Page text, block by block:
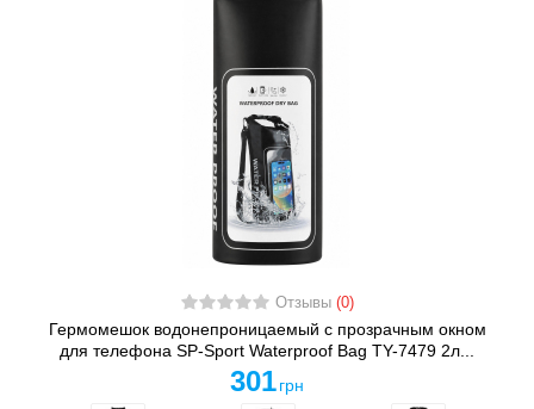
Отзывы (0)
Гермомешок водонепроницаемый с прозрачным окном
для телефона SP-Sport Waterproof Bag TY-7479 2л...
301 грн